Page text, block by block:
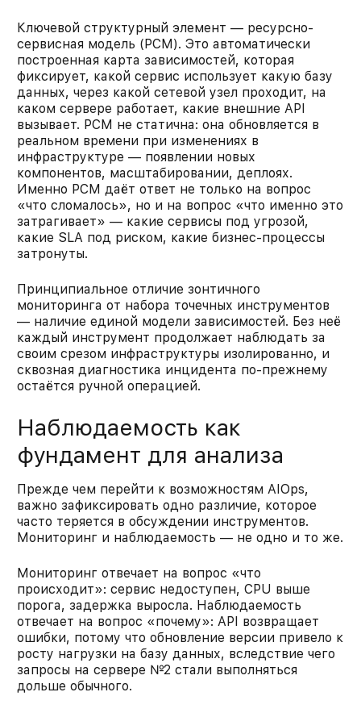
Ключевой структурный элемент — ресурсно-
сервисная модель (РСМ). Это автоматически
построенная карта зависимостей, которая
фиксирует, какой сервис использует какую базу
данных, через какой сетевой узел проходит, на
каком сервере работает, какие внешние API
вызывает. РСМ не статична: она обновляется в
реальном времени при изменениях в
инфраструктуре — появлении новых
компонентов, масштабировании, деплоях.
Именно РСМ даёт ответ не только на вопрос
«что сломалось», но и на вопрос «что именно это
затрагивает» — какие сервисы под угрозой,
какие SLA под риском, какие бизнес-процессы
затронуты.
Принципиальное отличие зонтичного
мониторинга от набора точечных инструментов
— наличие единой модели зависимостей. Без неё
каждый инструмент продолжает наблюдать за
своим срезом инфраструктуры изолированно, и
сквозная диагностика инцидента по-прежнему
остаётся ручной операцией.
Наблюдаемость как
фундамент для анализа
Прежде чем перейти к возможностям AIOps,
важно зафиксировать одно различие, которое
часто теряется в обсуждении инструментов.
Мониторинг и наблюдаемость — не одно и то же.
Мониторинг отвечает на вопрос «что
происходит»: сервис недоступен, CPU выше
порога, задержка выросла. Наблюдаемость
отвечает на вопрос «почему»: API возвращает
ошибки, потому что обновление версии привело к
росту нагрузки на базу данных, вследствие чего
запросы на сервере №2 стали выполняться
дольше обычного.